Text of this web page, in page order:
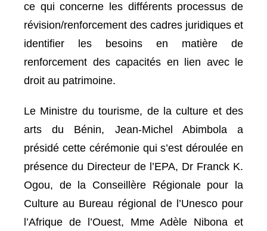
ce qui concerne les différents processus de
révision/renforcement des cadres juridiques et
identifier les besoins en matière de
renforcement des capacités en lien avec le
droit au patrimoine.
Le Ministre du tourisme, de la culture et des
arts du Bénin, Jean-Michel Abimbola a
présidé cette cérémonie qui s’est déroulée en
présence du Directeur de l’EPA, Dr Franck K.
Ogou, de la Conseillère Régionale pour la
Culture au Bureau régional de l’Unesco pour
l’Afrique de l’Ouest, Mme Adèle Nibona et